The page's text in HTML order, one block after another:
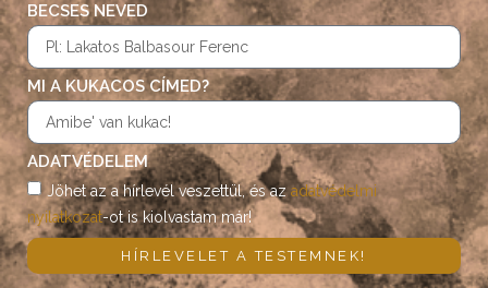
BECSES NEVED
MI A KUKACOS CÍMED?
ADATVÉDELEM
Jöhet az a hírlevél veszettül, és azadatvédelmi
nyilatkozat-ot is kiolvastam már!
HÍRLEVELET A TESTEMNEK!